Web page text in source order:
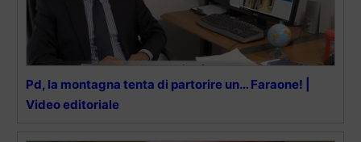
Pd, la montagna tenta di partorire un… Faraone! |
Video editoriale